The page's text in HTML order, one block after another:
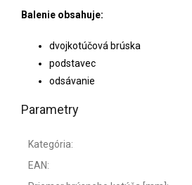
Balenie obsahuje:
dvojkotúčová brúska
podstavec
odsávanie
Parametry
Kategória:
EAN: